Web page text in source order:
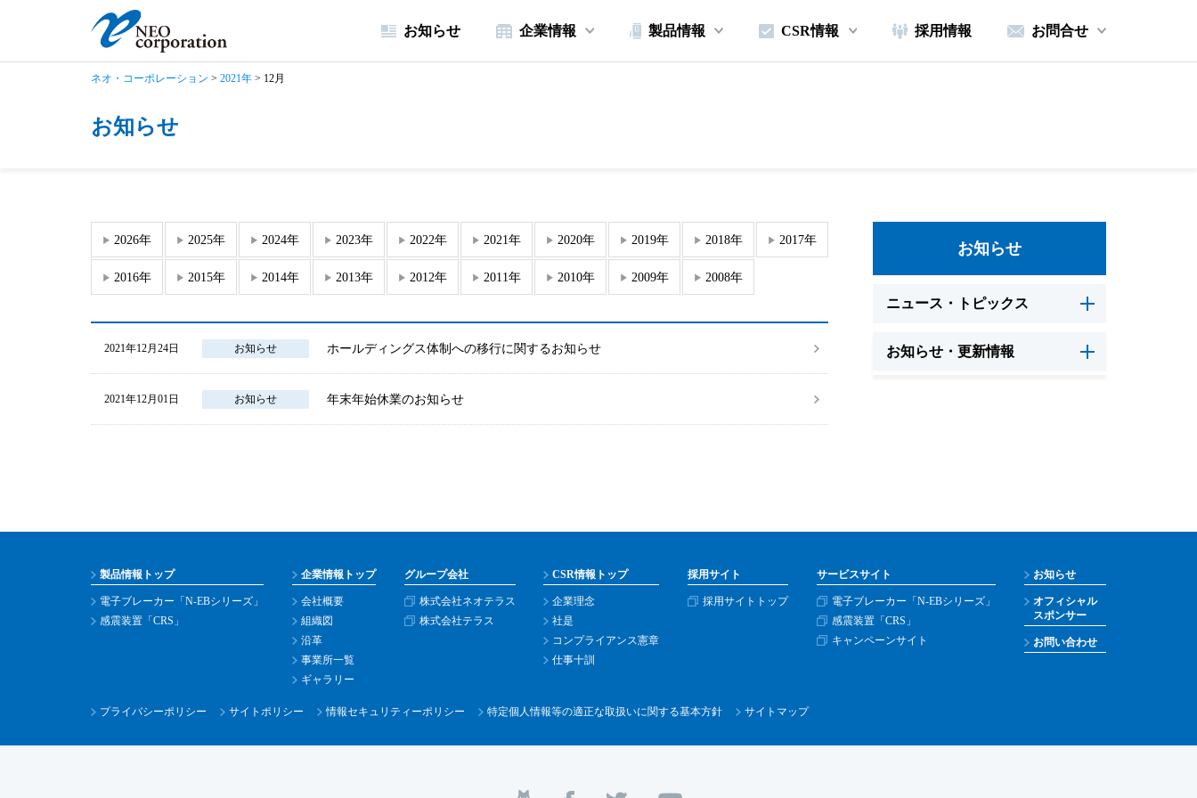
お知らせ 企業情報 製品情報 CSR情報 採用情報 お問合せ
ネオ・コーポレーション > 2021年 > 12月
お知らせ
2026年 2025年 2024年 2023年 2022年 2021年 2020年 2019年 2018年 2017年
2016年 2015年 2014年 2013年 2012年 2011年 2010年 2009年 2008年
2021年12月24日 お知らせ ホールディングス体制への移行に関するお知らせ
2021年12月01日 お知らせ 年末年始休業のお知らせ
お知らせ
ニュース・トピックス
お知らせ・更新情報
製品情報トップ
電子ブレーカー「N-EBシリーズ」
感震装置「CRS」
企業情報トップ
会社概要
組織図
沿革
事業所一覧
ギャラリー
グループ会社
株式会社ネオテラス
株式会社テラス
CSR情報トップ
企業理念
社是
コンプライアンス憲章
仕事十訓
採用サイト
採用サイトトップ
サービスサイト
電子ブレーカー「N-EBシリーズ」
感震装置「CRS」
キャンペーンサイト
お知らせ
オフィシャル
スポンサー
お問い合わせ
プライバシーポリシー サイトポリシー 情報セキュリティーポリシー 特定個人情報等の適正な取扱いに関する基本方針 サイトマップ